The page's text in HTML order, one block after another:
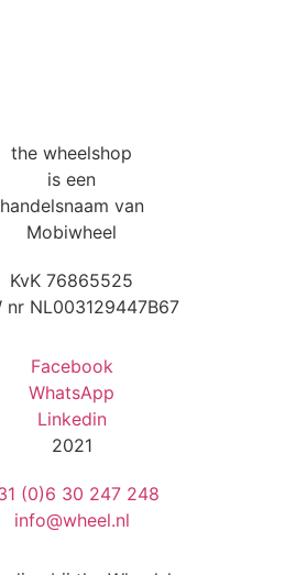
the wheelshop
is een
handelsnaam van
Mobiwheel
KvK 76865525
nr NL003129447B67
Facebook
WhatsApp
Linkedin
2021
(0)6 30 247 248
info@wheel.nl